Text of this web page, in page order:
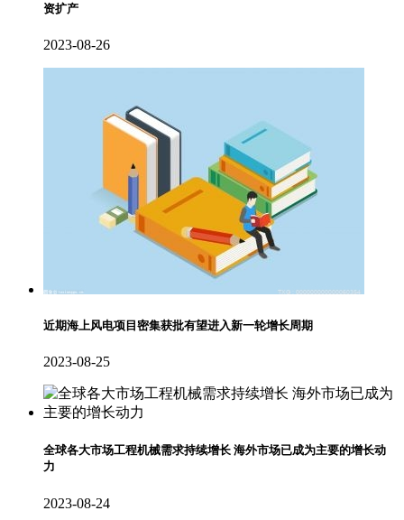
资扩产
2023-08-26
近期海上风电项目密集获批有望进入新一轮增长周期
2023-08-25
全球各大市场工程机械需求持续增长 海外市场已成为主要的增长动
力
2023-08-24